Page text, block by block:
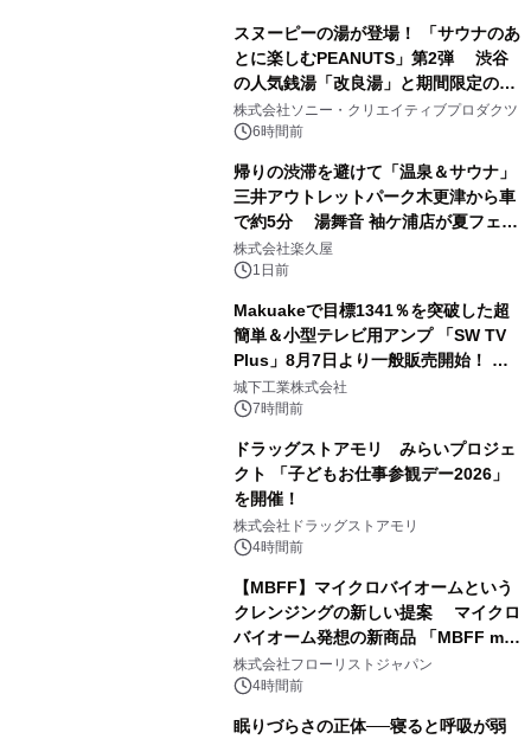
スヌーピーの湯が登場！ 「サウナのあ
とに楽しむPEANUTS」第2弾 渋谷
の人気銭湯「改良湯」と期間限定のコ
ラボレーション サウナイキタイコラ
ボグッズも発売決定！
株式会社ソニー・クリエイティブプロダクツ
6時間前
帰りの渋滞を避けて「温泉＆サウナ」
三井アウトレットパーク木更津から車
で約5分 湯舞音 袖ケ浦店が夏フェア
メニューを提供
株式会社楽久屋
1日前
Makuakeで目標1341％を突破した超
簡単＆小型テレビ用アンプ 「SW TV
Plus」8月7日より一般販売開始！ ケ
ーブル1本つなぐだけ、テレビの音が
ぐっと豊かに
城下工業株式会社
7時間前
ドラッグストアモリ みらいプロジェ
クト 「子どもお仕事参観デー2026」
を開催！
株式会社ドラッグストアモリ
4時間前
【MBFF】マイクロバイオームという
クレンジングの新しい提案 マイクロ
バイオーム発想の新商品 「MBFF mb
クレンジングPRO」を2026年8月6日
発売
株式会社フローリストジャパン
4時間前
眠りづらさの正体──寝ると呼吸が弱